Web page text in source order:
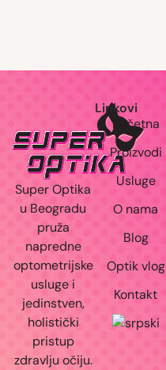
Super Optika
u Beogradu
pruža
napredne
optometrijske
usluge i
jedinstven,
holistički
pristup
zdravlju očiju.
Linkovi
Početna
Proizvodi
Usluge
O nama
Blog
Optik vlog
Kontakt